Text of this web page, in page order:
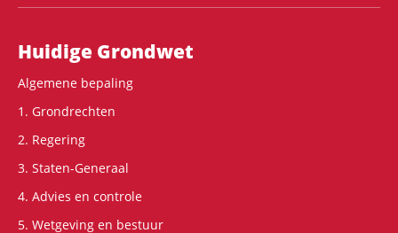
Hoofdnavigatie
Huidige Grondwet
Algemene bepaling
1. Grondrechten
2. Regering
3. Staten-Generaal
4. Advies en controle
5. Wetgeving en bestuur